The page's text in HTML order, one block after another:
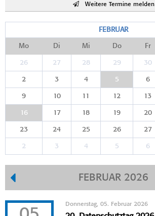
Weitere Termine melden
FEBRUAR
Mo Di Mi Do Fr
26 27 28 29 30
2 3 4 5 6
9 10 11 12 13
16 17 18 19 20
23 24 25 26 27
2 3 4 5 6
FEBRUAR 2026
Donnerstag, 05. Februar 2026